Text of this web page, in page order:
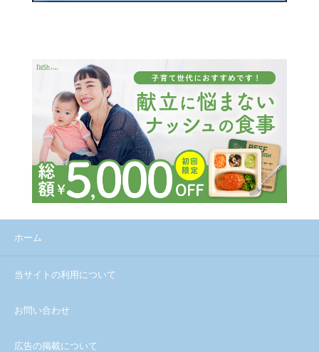
ホーム
当サイトの利用について
お問い合わせ
広告の掲載について